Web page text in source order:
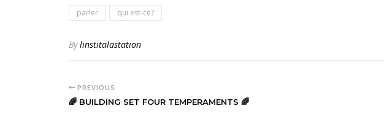
parler qui est-ce?
Bylinstitalastation
PREVIOUS
🌈 BUILDING SET FOUR TEMPERAMENTS 🌈